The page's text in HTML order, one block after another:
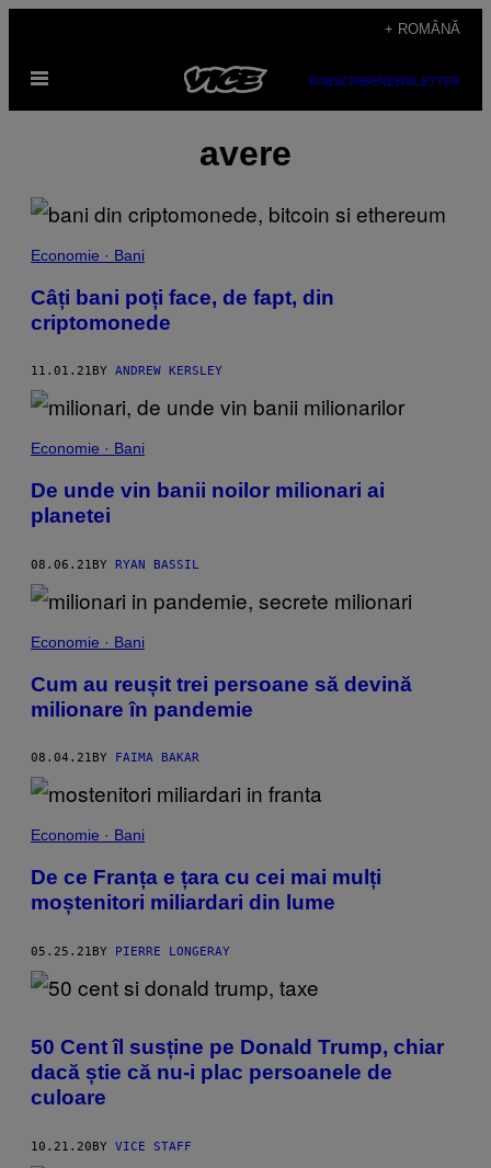
content
+ ROMÂNĂ
Open
SUBSCRIBENEWSLETTER
avere
Economie · Bani
Câți bani poți face, de fapt, din
criptomonede
11.01.21 BY ANDREW KERSLEY
Economie · Bani
De unde vin banii noilor milionari ai
planetei
08.06.21BY RYAN BASSIL
Economie · Bani
Cum au reușit trei persoane să devină
milionare în pandemie
08.04.21 BY FAIMA BAKAR
Economie · Bani
De ce Franța e țara cu cei mai mulți
moștenitori miliardari din lume
05.25.21BY PIERRE LONGERAY
50 Cent îl susține pe Donald Trump, chiar
dacă știe că nu-i plac persoanele de
culoare
10.21.20BY VICE STAFF